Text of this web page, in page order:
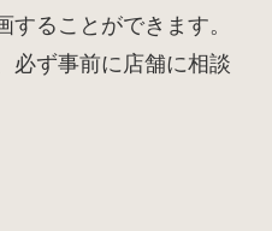
ることができます。
必ず事前に店舗に相談